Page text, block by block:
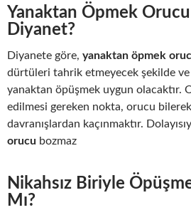
Yanaktan Öpmek Orucu
Diyanet?
Diyanete göre, yanaktan öpmek
dürtüleri tahrik etmeyecek şekilde
yanaktan öpüşmek uygun olacaktır.
edilmesi gereken nokta, orucu
davranışlardan kaçınmaktır.
orucu bozmaz
Nikahsız Biriyle
Mı?